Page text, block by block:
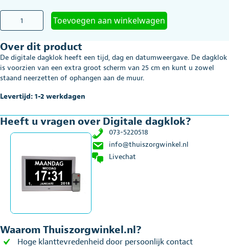
Digitale
dagklok
Toevoegen aan winkelwagen
Over dit product
De digitale dagklok heeft een tijd, dag en datumweergave. De dagklok
is voorzien van een extra groot scherm van 25 cm en kunt u zowel
staand neerzetten of ophangen aan de muur.
Levertijd: 1-2 werkdagen
Heeft u vragen over Digitale dagklok?
073-5220518
info@thuiszorgwinkel.nl
Livechat
Waarom Thuiszorgwinkel.nl?
Hoge klanttevredenheid door persoonlijk contact